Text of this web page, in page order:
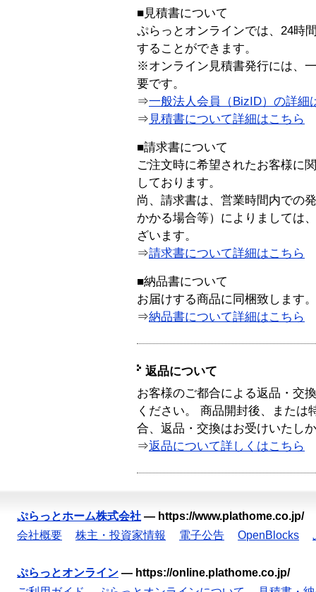
■見積書について
ぷらっとオンラインでは、24時
することができます。
※オンライン見積書発行には、
要です。
⇒一般法人会員（BizID）の詳細
⇒ 見積書について詳細はこちら
■請求書について
ご注文時に希望されたお客様に
しております。
尚、請求書は、営業時間内での
かかる場合等）によりましては
ざいます。
⇒請求書について詳細はこちら
■納品書について
お届けする商品に同梱致します。
⇒納品書について詳細はこちら
返品について
お客様のご都合による返品・交
ください。 商品開封後、または
合、返品・交換はお受けいたし
⇒返品について詳しくはこちら
ぷらっとホーム株式会社 — https://www.plathome.co.jp/
会社概要
株主・投資家情報 電子公告 OpenBlocks
ぷらっとオンライン — https://online.plathome.co.jp/